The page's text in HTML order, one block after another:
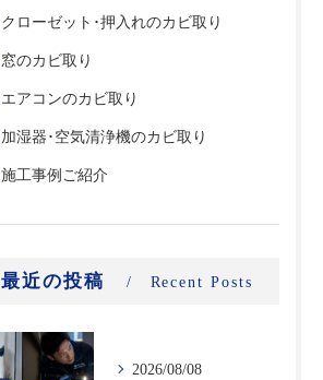
クローゼット･押入れのカビ取り
窓のカビ取り
エアコンのカビ取り
加湿器･空気清浄機のカビ取り
施工事例ご紹介
最近の投稿 Recent Posts
2026/08/08